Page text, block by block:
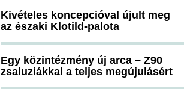
Kivételes koncepcióval újult meg
az északi Klotild-palota
Egy közintézmény új arca – Z90
zsaluziákkal a teljes megújulásért